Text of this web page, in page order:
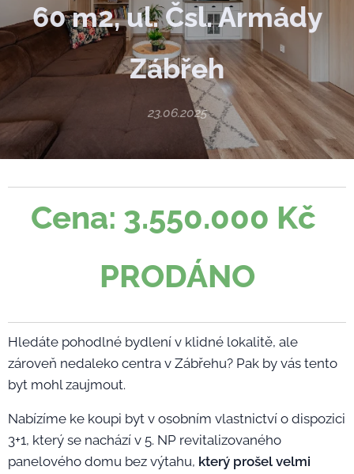
60 m2, ul. Čsl. Armády
Zábřeh
23.06.2025
Cena: 3.550.000 Kč
PRODÁNO
Hledáte pohodlné bydlení v klidné lokalitě, ale
zároveň nedaleko centra v Zábřehu? Pak by vás tento
byt mohl zaujmout.
Nabízíme ke koupi byt v osobním vlastnictví o dispozici
3+1, který se nachází v 5. NP revitalizovaného
panelového domu bez výtahu, který prošel velmi